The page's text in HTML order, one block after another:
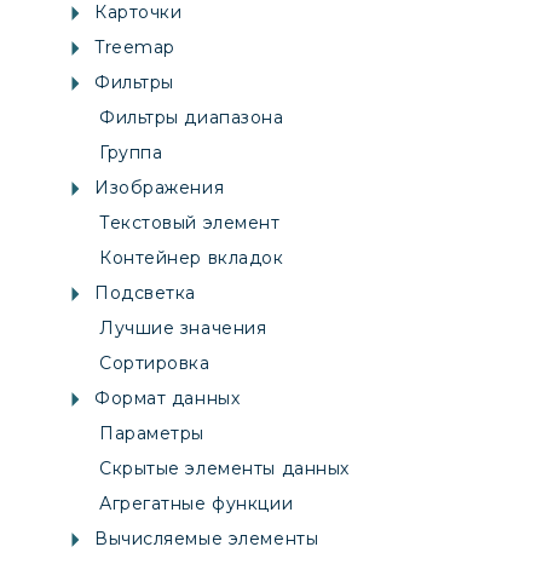
Карточки
Treemap
Фильтры
Фильтры диапазона
Группа
Изображения
Текстовый элемент
Контейнер вкладок
Подсветка
Лучшие значения
Сортировка
Формат данных
Параметры
Скрытые элементы данных
Агрегатные функции
Вычисляемые элементы